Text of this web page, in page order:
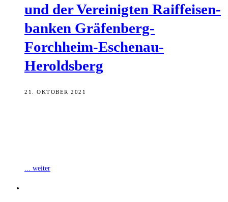
und der Ver­ei­nig­ten Raiff­ei­sen­
ban­ken Gräfenberg-
Forchheim-Eschenau-
Heroldsberg
21. OKTOBER 2021
... weiter